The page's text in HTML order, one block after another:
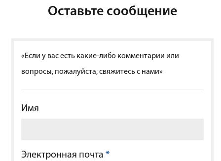
Оставьте сообщение
«Если у вас есть какие-либо комментарии или
вопросы, пожалуйста, свяжитесь с нами»
Имя
Электронная почта*